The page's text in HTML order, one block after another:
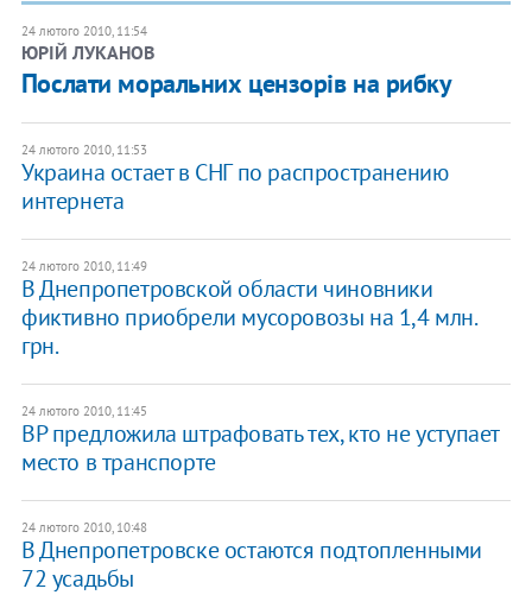
24 лютого 2010, 11:54
ЮРІЙ ЛУКАНОВ
Послати моральних цензорів на рибку
24 лютого 2010, 11:53
Украина остает в СНГ по распространению
интернета
24 лютого 2010, 11:49
В Днепропетровской области чиновники
фиктивно приобрели мусоровозы на 1,4 млн.
грн.
24 лютого 2010, 11:45
ВР предложила штрафовать тех, кто не уступает
место в транспорте
24 лютого 2010, 10:48
В Днепропетровске остаются подтопленными
72 усадьбы